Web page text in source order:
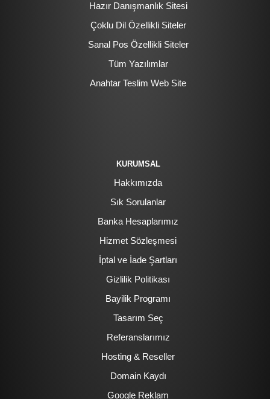
Hazır Danışmanlık Sitesi
Çoklu Dil Özellikli Siteler
Sanal Pos Özellikli Siteler
Tüm Yazılımlar
Anahtar Teslim Web Site
KURUMSAL
Hakkımızda
Sık Sorulanlar
Banka Hesaplarımız
Hizmet Sözleşmesi
İptal ve İade Şartları
Gizlilik Politikası
Bayilik Programı
Tasarım Seç
Referanslarımız
Hosting & Reseller
Domain Kaydı
Google Reklam